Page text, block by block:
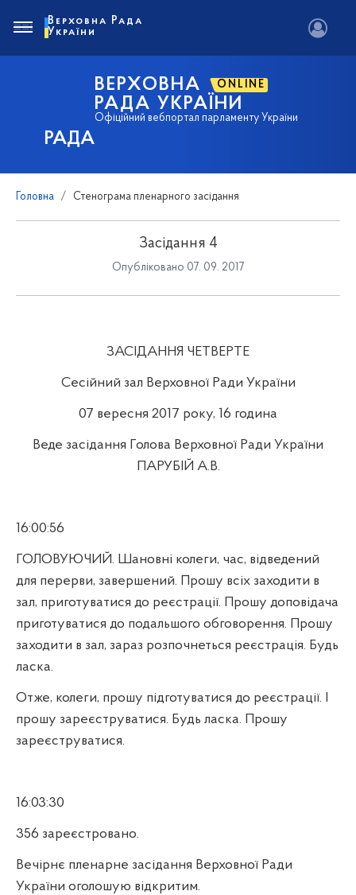
РАДА
ВЕРХОВНА ONLINE
РАДА УКРАЇНИ
Офіційний вебпортал парламенту України
Верховна Рада
України
Головна Стенограма пленарного засідання
Засідання 4
Опубліковано 07. 09. 2017
ЗАСІДАННЯ ЧЕТВЕРТЕ
Сесійний зал Верховної Ради України
07 вересня 2017 року, 16 година
Веде засідання Голова Верховної Ради України
ПАРУБІЙ А.В.
16:00:56
ГОЛОВУЮЧИЙ. Шановні колеги, час, відведений
для перерви, завершений. Прошу всіх заходити в
зал, приготуватися до реєстрації. Прошу доповідача
приготуватися до подальшого обговорення. Прошу
заходити в зал, зараз розпочнеться реєстрація. Будь
ласка.
Отже, колеги, прошу підготуватися до реєстрації. І
прошу зареєструватися. Будь ласка. Прошу
зареєструватися.
16:03:30
356 зареєстровано.
Вечірнє пленарне засідання Верховної Ради
України оголошую відкритим.